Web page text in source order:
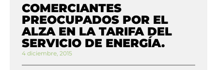
COMERCIANTES
PREOCUPADOS POR EL
ALZA EN LA TARIFA DEL
SERVICIO DE ENERGÍA.
4 diciembre, 2015